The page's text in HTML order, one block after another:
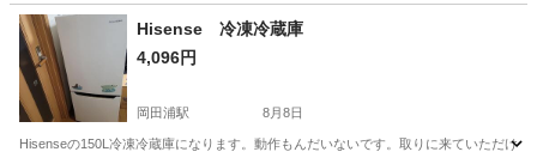
市 松原市 大阪狭山市
大阪 堺市 その他
Hisense 冷凍冷蔵庫
4,096円
岡田浦駅 8月8日
Hisenseの150L冷凍冷蔵庫になります。動作もんだいないです。取りに来ていただけ